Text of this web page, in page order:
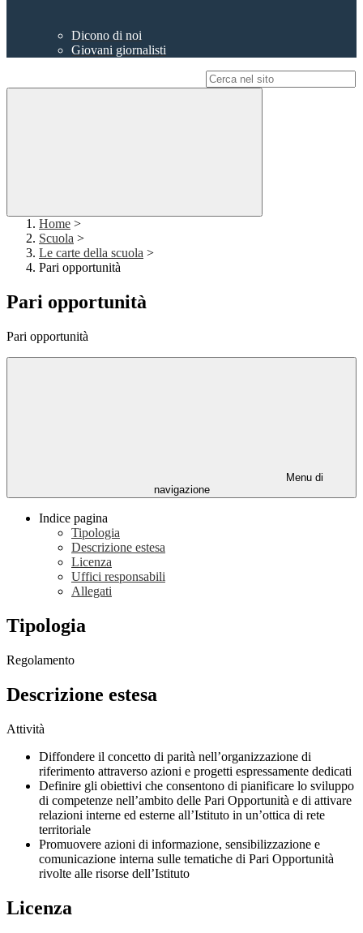
Dicono di noi
Giovani giornalisti
Home >
Scuola >
Le carte della scuola >
Pari opportunità
Pari opportunità
Pari opportunità
Menu di
navigazione
Indice pagina
Tipologia
Descrizione estesa
Licenza
Uffici responsabili
Allegati
Tipologia
Regolamento
Descrizione estesa
Attività
Diffondere il concetto di parità nell’organizzazione di
riferimento attraverso azioni e progetti espressamente dedicati
Definire gli obiettivi che consentono di pianificare lo sviluppo
di competenze nell’ambito delle Pari Opportunità e di attivare
relazioni interne ed esterne all’Istituto in un’ottica di rete
territoriale
Promuovere azioni di informazione, sensibilizzazione e
comunicazione interna sulle tematiche di Pari Opportunità
rivolte alle risorse dell’Istituto
Licenza